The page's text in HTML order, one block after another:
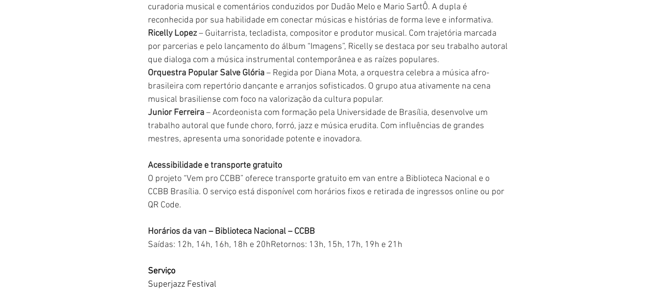
curadoria musical e comentários conduzidos por Dudão Melo e Mario SartÔ. A dupla é
reconhecida por sua habilidade em conectar músicas e histórias de forma leve e informativa.
Ricelly Lopez – Guitarrista, tecladista, compositor e produtor musical. Com trajetória marcada
por parcerias e pelo lançamento do álbum “Imagens”, Ricelly se destaca por seu trabalho autoral
que dialoga com a música instrumental contemporânea e as raízes populares.
Orquestra Popular Salve Glória – Regida por Diana Mota, a orquestra celebra a música afro-
brasileira com repertório dançante e arranjos sofisticados. O grupo atua ativamente na cena
musical brasiliense com foco na valorização da cultura popular.
Junior Ferreira – Acordeonista com formação pela Universidade de Brasília, desenvolve um
trabalho autoral que funde choro, forró, jazz e música erudita. Com influências de grandes
mestres, apresenta uma sonoridade potente e inovadora.
Acessibilidade e transporte gratuito
O projeto “Vem pro CCBB” oferece transporte gratuito em van entre a Biblioteca Nacional e o
CCBB Brasília. O serviço está disponível com horários fixos e retirada de ingressos online ou por
QR Code.
Horários da van – Biblioteca Nacional – CCBB
Saídas: 12h, 14h, 16h, 18h e 20hRetornos: 13h, 15h, 17h, 19h e 21h
Serviço
Superjazz Festival